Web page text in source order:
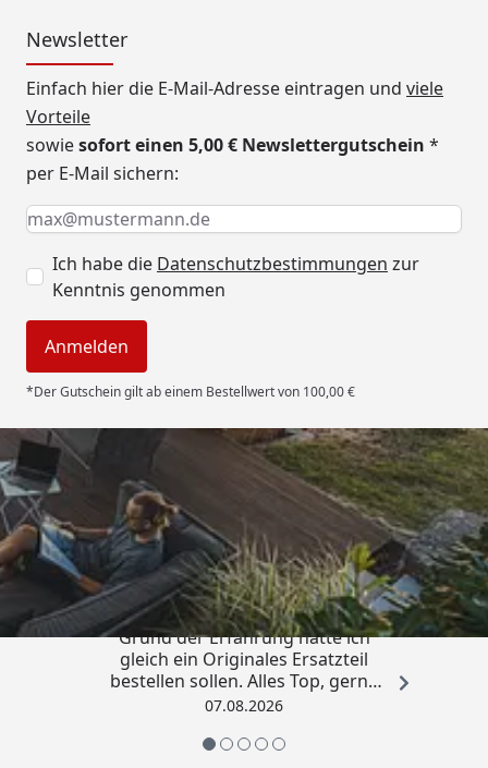
Newsletter
Einfach hier die E-Mail-Adresse eintragen und viele
Vorteile
sowiesofort einen 5,00 € Newslettergutschein *
per E-Mail sichern:
Keine Eingabe erforderlich
Eingabe erforderlich
E-Mail *
Ich habe die Datenschutzbestimmungen zur
Kenntnis genommen
Anmelden
*Der Gutschein gilt ab einem Bestellwert von 100,00 €
Trusted Shops
4,85/ 5
„Qualität wie beschrieben, auf
Grund der Erfahrung hätte ich
gleich ein Originales Ersatzteil
bestellen sollen. Alles Top, gerne
wieder.“
07.08.2026